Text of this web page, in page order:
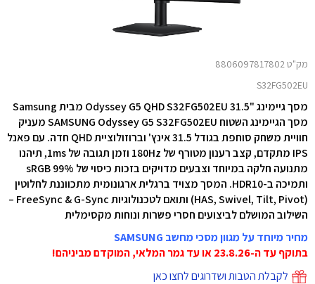
מק"ט 8806097817802
S32FG502EU
מסך גיימינג "31.5 Odyssey G5 QHD S32FG502EU מבית Samsung
מסך הגיימינג השטוח SAMSUNG Odyssey G5 S32FG502EU מעניק
חוויית משחק סוחפת בגודל 31.5 אינץ' וברוזולוציית QHD חדה. עם פאנל
IPS מתקדם, קצב רענון מטורף של 180Hz וזמן תגובה של 1ms, תיהנו
מתנועה חלקה במיוחד וצבעים מדויקים בזכות כיסוי של 99% sRGB
ותמיכה ב-HDR10. המסך מצויד ברגלית ארגונומית מתכווננת לחלוטין
(HAS, Swivel, Tilt, Pivot) ותואם לטכנולוגיות FreeSync & G-Sync –
השילוב המושלם לביצועים חסרי פשרות ונוחות מקסימלית
מחיר מיוחד על מגוון מסכי מחשב SAMSUNG
בתוקף עד ה-23.8.26 או עד גמר המלאי, המוקדם מביניהם!
לקבלת הטבות ושדרוגים לחצו כאן